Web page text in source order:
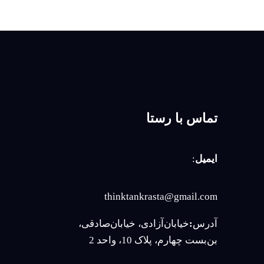
تماس با رستا
ایمیل:
thinktankrasta@gmail.com
آدرس:خیابان‌آزادی، خیابان‌صادقی،
بن‌بست چهارم، پلاک 10، واحد 2